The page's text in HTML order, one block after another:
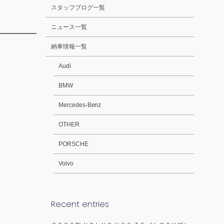
スタッフブログ一覧
ニュース一覧
納車情報一覧
Audi
BMW
Mercedes-Benz
OTHER
PORSCHE
Volvo
Recent entries